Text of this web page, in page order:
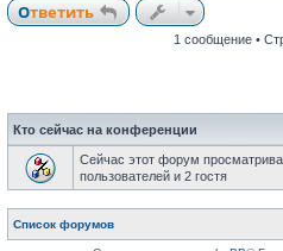
Ответить
1 сообщение •
Кто сейчас на конференции
Сейчас этот форум
пользователей и 2 гостя
Список форумов